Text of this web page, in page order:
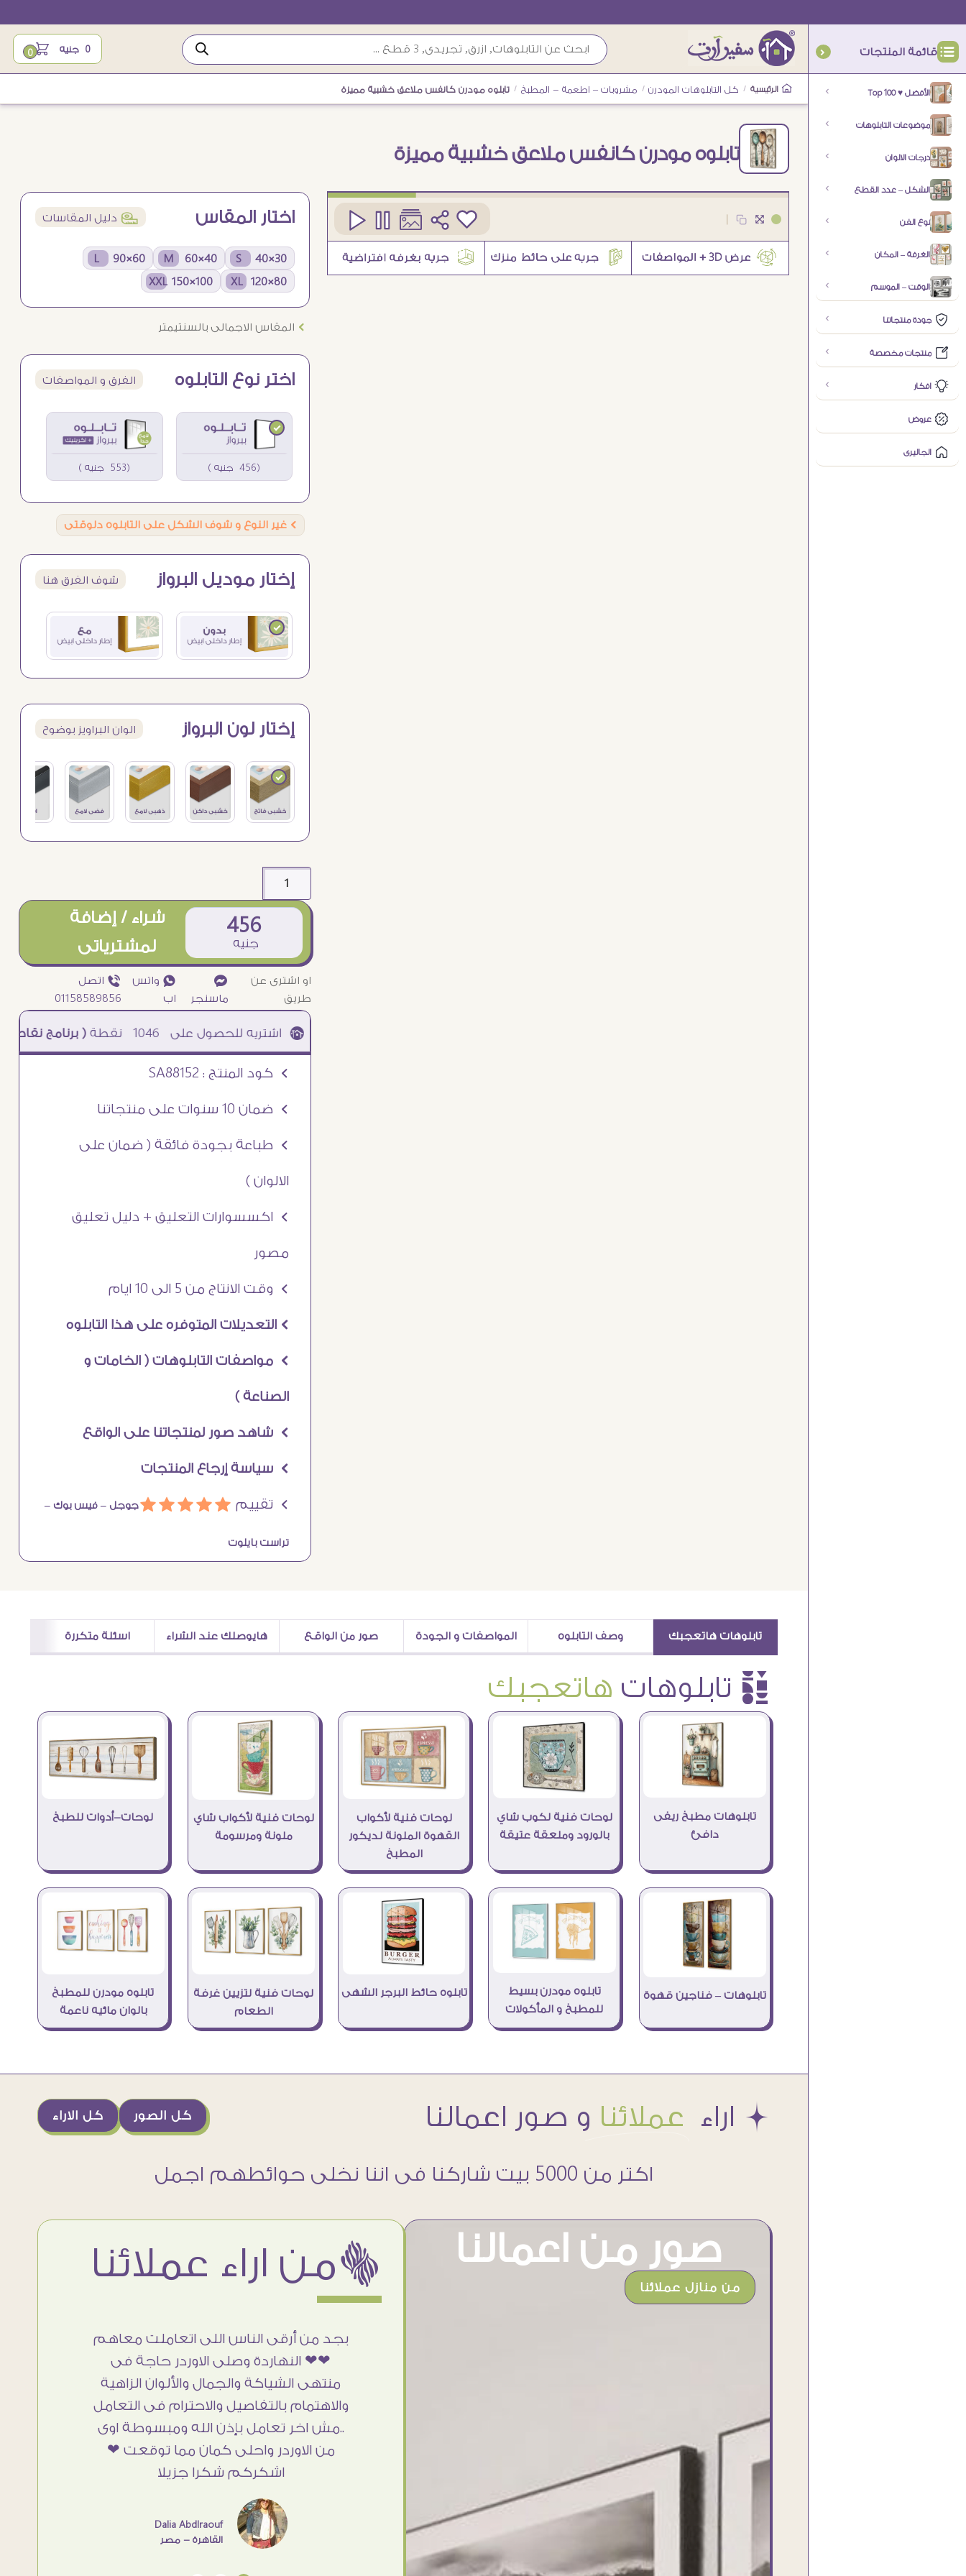
قائمة المنتجات
الأفضل ♥ Top 100
موضوعات التابلوهات
درجات الالوان
الشكل – عدد القطع
نوع الفن
الغرفة – المكان
الوقت – الموسم
جودة منتجاتنا
منتجات مخصصة
افكار
عروض
الجاليرى
0 جنيه 0
الرئيسية / كل التابلوهات المودرن / مشروبات – اطعمة - المطبخ / تابلوه مودرن كانفس ملاعق خشبية مميزة
تابلوه مودرن كانفس ملاعق خشبية مميزة
2 اختار المقاس í دليل المقاسات
30×40 S
40×60 M
60×90 L
80×120 XL
100×150 XXL
Ö المقاس الاجمالى بالسنتيمتر
اختر نوع التابلوه الفرق و المواصفات
(456 جنيه ) (553 جنيه )
Ö غير النوع و شوف الشكل على التابلوه دلوقتى
إختار موديل البرواز شوف الفرق هنا
إختار لون البرواز الوان البراويز بوضوح
456
جنيه
شراء / إضافة
لمشترياتى
او اشترى عن
طريق
¥
ماسنجر
₧ واتس
اب
ƒ اتصل
01158589856
1046 نقطة( برنامج نقاطى )à خصم 5% للعملاء الجدد à شحن مجانى عند الشراء ب 4000 جنيه à
Ö كود المنتج : SA88152
Ö ضمان 10 سنوات على منتجاتنا
Ö طباعة بجودة فائقة ( ضمان على
الالوان )
Ö اكسسوارات التعليق + دليل تعليق
مصور
Ö وقت الانتاج من 5 الى 10 ايام
Ö التعديلات المتوفره على هذا التابلوه
Ö مواصفات التابلوهات ( الخامات و
الصناعة )
Ö شاهد صور لمنتجاتنا على الواقع
Ö سياسة إرجاع المنتجات
Ö تقييم áááááجوجل – فيس بوك –
تراست بايلوت
تابلوهات هاتعجبك وصف التابلوه المواصفات و الجودة صور من الواقع هايوصلك عند الشراء اسئلة متكررة
è تابلوهات هاتعجبك
تابلوهات مطبخ ريفى
دافئ
لوحات فنية لكوب شاي
بالورود وملعقة عتيقة
لوحات فنية لأكواب
القهوة الملونة لديكور
المطبخ
لوحات فنية لأكواب شاي
ملونة ومرسومة
لوحات-أدوات للطبخ
تابلوهات – فناجين قهوة
تابلوه مودرن بسيط
للمطبخ و المأكولات
تابلوه حائط البرجر الشهى
لوحات فنية لتزيين غرفة
الطعام
تابلوه مودرن للمطبخ
بالوان مائيه ناعمة
Æ اراء عملائنا و صور اعمالنا كل الاراء كل الصور
اكتر من 5000 بيت شاركنا فى اننا نخلى حوائطهم اجمل
صور من اعمالنا
من منازل عملائنا
ëمن اراء عملائنا
وإرضاء العميل والخامات والتقفيل وسرعة
التوصيل. بصراحه وبمنتهي الأمانه مكسب
Doaa Elsayd
القاهرة - مصر
بجد من أرقى الناس اللى اتعاملت معاهم
❤❤ النهاردة وصلى الاوردر حاجة فى
منتهى الشياكة والجمال والألوان الزاهية
والاهتمام بالتفاصيل والاحترام فى التعامل
..مش اخر تعامل بإذن الله ومبسوطة اوى
من الاوردر واحلى كمان مما توقعت ❤
اشكركم شكرا جزيلا
Dalia Abdlraouf
القاهرة - مصر